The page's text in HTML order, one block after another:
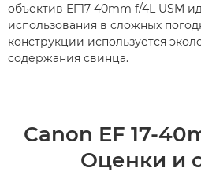
объектив EF17-40mm f/4L USM
использования в сложных
конструкции используется
содержания свинца.
Canon EF 17-
Оценки и